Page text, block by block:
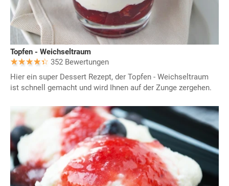
Topfen - Weichseltraum
352 Bewertungen
Hier ein super Dessert Rezept, der Topfen - Weichseltraum
ist schnell gemacht und wird Ihnen auf der Zunge zergehen.